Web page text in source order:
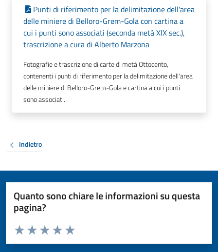
Punti di riferimento per la delimitazione dell'area
delle miniere di Belloro-Grem-Gola con cartina a
cui i punti sono associati (seconda metà XIX sec.),
trascrizione a cura di Alberto Marzona
Fotografie e trascrizione di carte di metà Ottocento,
contenenti i punti di riferimento per la delimitazione dell'area
delle miniere di Belloro-Grem-Gola e cartina a cui i punti
sono associati.
Indietro
Quanto sono chiare le informazioni su questa
pagina?
Valuta da 1 a 5 stelle la pagina
Valuta 5 stelle su 5
Valuta 4 stelle su 5
Valuta 3 stelle su 5
Valuta 2 stelle su 5
Valuta 1 stelle su 5